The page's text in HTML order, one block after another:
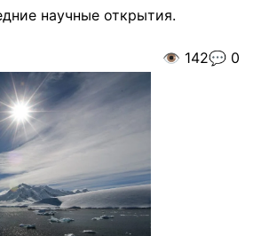
научные открытия.
👁️ 142💬 0